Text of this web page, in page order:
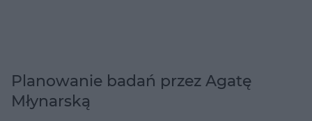
Planowanie badań przez Agatę
Młynarską